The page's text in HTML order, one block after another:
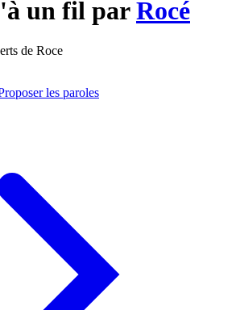
un fil parRocé
de Roce
les paroles